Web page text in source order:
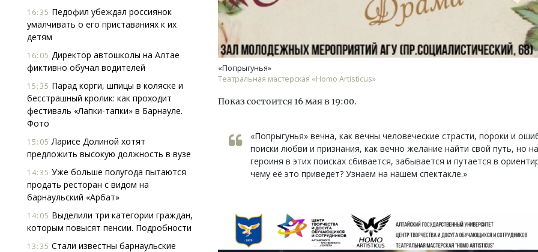
16:35 Педофил убеждал россиянок
умалчивать о его приставаниях к их
детям
16:05 Директор автошколы на Алтае
фиктивно обучал водителей
15:35 Парад корги, шпицы в коляске и
бесстрашный кролик: как проходит
фестиваль «Лапки-тапки» в Барнауле.
Фото
15:05 Ларисе Долиной хотят
предложить высокую должность в вузе
14:35 Уже больше полугода пытаются
продать ресторан с видом на
барнаульский «Арбат»
14:05 Выделили три категории граждан,
которым повысят пенсии. Подробности
13:35 Стали известны барнаульские
«Попрыгунья»
Театральная мастерская «Homo Artisticus»
Показ состоится 16 мая в 19:00.
«Попрыгунья» вечна, как вечны человеческие страсти, пороки и
поиски любви и признания, как вечно желание найти свой путь, но
героиня в этих поисках сбивается, забывается и путается в
чему её это приведет? Узнаем на нашем спектакле.»
Генеральный директор компании
ЗИАС — об эстетике городов,
трендах в фасадах и развитии рынка
СТРОИТЕЛЬСТВО
земли. Мощение крупноформатными
стандартом благоустройства
Ищем новые берега.
«Жилищной